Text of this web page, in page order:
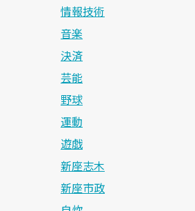
情報技術
音楽
決済
芸能
野球
運動
遊戯
新座志木
新座市政